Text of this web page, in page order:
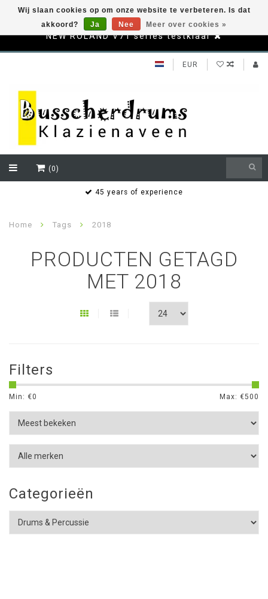
NEW ROLAND V71 series testklaar
EUR
(0)
45 years of experience
Home Tags 2018
PRODUCTEN GETAGD
MET 2018
Filters
Min: €0 Max: €500
Categorieën
Wij slaan cookies op om onze website te verbeteren. Is dat
akkoord?
Ja Nee Meer over cookies »